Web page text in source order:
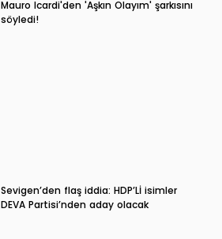
Mauro Icardi'den 'Aşkın Olayım' şarkısını
söyledi!
Sevigen’den flaş iddia: HDP’Lİ isimler
DEVA Partisi’nden aday olacak